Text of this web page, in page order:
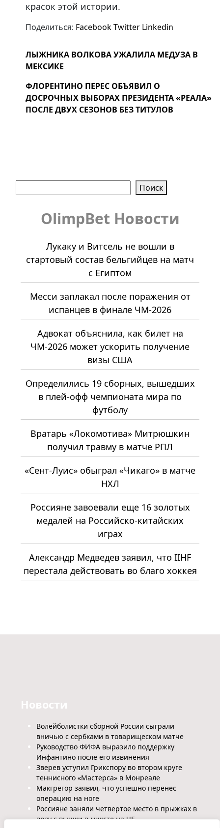
красок этой истории.
Поделиться: FacebookTwitter Linkedin
ЛЫЖНИКА ВОЛКОВА УЖАЛИЛА МЕДУЗА В
МЕКСИКЕ
ФЛОРЕНТИНО ПЕРЕС ОБЪЯВИЛ О
ДОСРОЧНЫХ ВЫБОРАХ ПРЕЗИДЕНТА «РЕАЛА»
ПОСЛЕ ДВУХ СЕЗОНОВ БЕЗ ТИТУЛОВ
Поиск
OlimpBet Новости
Лукаку и Витсель не вошли в
стартовый состав бельгийцев на матч
с Египтом
Месси заплакал после поражения от
испанцев в финале ЧМ-2026
Адвокат объяснила, как билет на
ЧМ-2026 может ускорить получение
визы США
Определились 19 сборных, вышедших
в плей-офф чемпионата мира по
футболу
Вратарь «Локомотива» Митрюшкин
получил травму в матче РПЛ
«Сент-Луис» обыграл «Чикаго» в матче
НХЛ
Россияне завоевали еще 16 золотых
медалей на Российско-китайских
играх
Александр Медведев заявил, что IIHF
перестала действовать во благо хоккея
Новости
Волейболистки сборной России сыграли
вничью с сербками в товарищеском матче
Руководство ФИФА выразило поддержку
Инфантино после его извинения
Зверев уступил Грикспору во втором круге
теннисного «Мастерса» в Монреале
Макгрегор заявил, что успешно перенес
операцию на ноге
Россияне заняли четвертое место в прыжках в
воду с вышки в миксте на ЧЕ